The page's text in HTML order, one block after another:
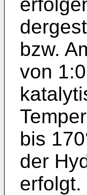
bzw.
von
bis
der
erfolgt.